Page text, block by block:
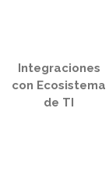
Integraciones
con Ecosistema
de TI